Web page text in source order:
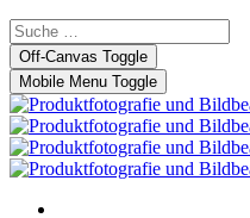
Off-Canvas Toggle
Mobile Menu Toggle